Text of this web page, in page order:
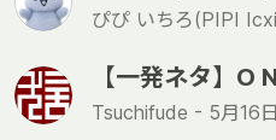
ぴぴ いちろ(PIPI
【一発ネタ】O
Tsuchifude - 5月16日